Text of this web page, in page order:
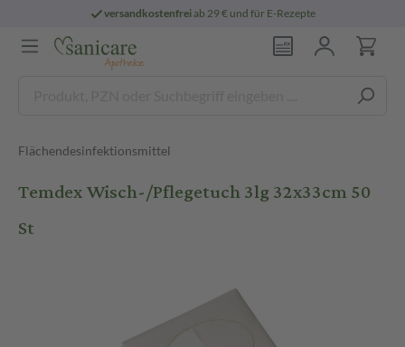
versandkostenfreiab 29 € und für E-Rezepte
Flächendesinfektionsmittel
Temdex Wisch-/Pflegetuch 3lg 32x33cm 50
St